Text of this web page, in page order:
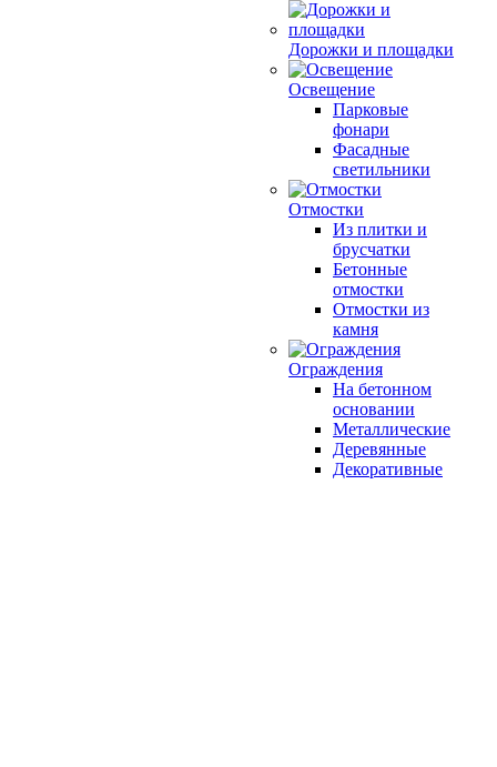
Дорожки и площадки
Освещение
Парковые
фонари
Фасадные
светильники
Отмостки
Из плитки и
брусчатки
Бетонные
отмостки
Отмостки из
камня
Ограждения
На бетонном
основании
Металлические
Деревянные
Декоративные